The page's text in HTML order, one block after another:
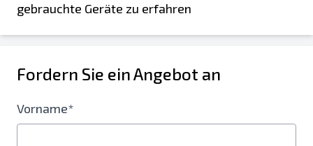
gebrauchte Geräte zu erfahren
Fordern Sie ein Angebot an
Vorname*